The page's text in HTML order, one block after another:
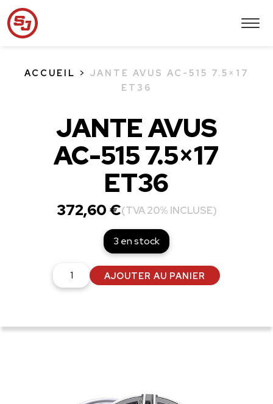
ACCUEIL > JANTE AVUS AC-515 7.5×17
ET36
JANTE AVUS
AC-515 7.5×17
ET36
372,60€(TVA 20% INCLUSE)
3 en stock
quantité
de
AC-
AJOUTER AU PANIER